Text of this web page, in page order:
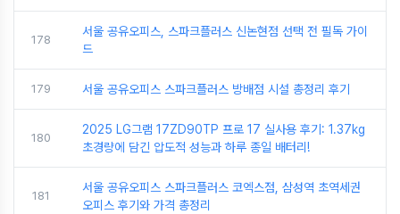
178
서울 공유오피스, 스파크플러스 신논현점 선택 전 필독 가이
드
179 서울 공유오피스 스파크플러스 방배점 시설 총정리 후기
180
2025 LG그램 17ZD90TP 프로 17 실사용 후기: 1.37kg
초경량에 담긴 압도적 성능과 하루 종일 배터리!
181
서울 공유오피스 스파크플러스 코엑스점, 삼성역 초역세권
오피스 후기와 가격 총정리